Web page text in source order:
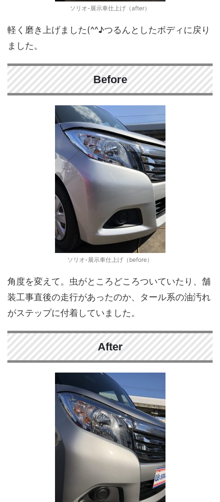
ソリオ-展示車仕上げ（after）
軽く磨き上げました(^^♪つるんとしたボディに戻り
ました。
Before
ソリオ-展示車仕上げ（before）
角度を変えて。虫がところどころついていたり、舗
装工事直後の走行があったのか、タール系の油汚れ
がステップに付着していました。
After